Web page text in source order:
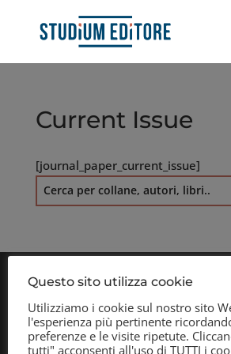
Current Issue
[journal_paper_current_issue]
e
Questo sito utilizza cookie
Utilizziamo i cookie sul nostro sito
l'esperienza più pertinente
preferenze e le visite ripetute.
tutti" acconsenti all'uso di TUTTI i